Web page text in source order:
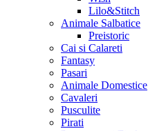
Lilo&Stitch
Animale Salbatice
Preistoric
Cai si Calareti
Fantasy
Pasari
Animale Domestice
Cavaleri
Pusculite
Pirati